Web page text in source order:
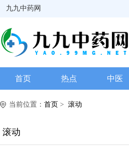
九九中药网
首页 热点 中医
当前位置： 首页 > 滚动
滚动